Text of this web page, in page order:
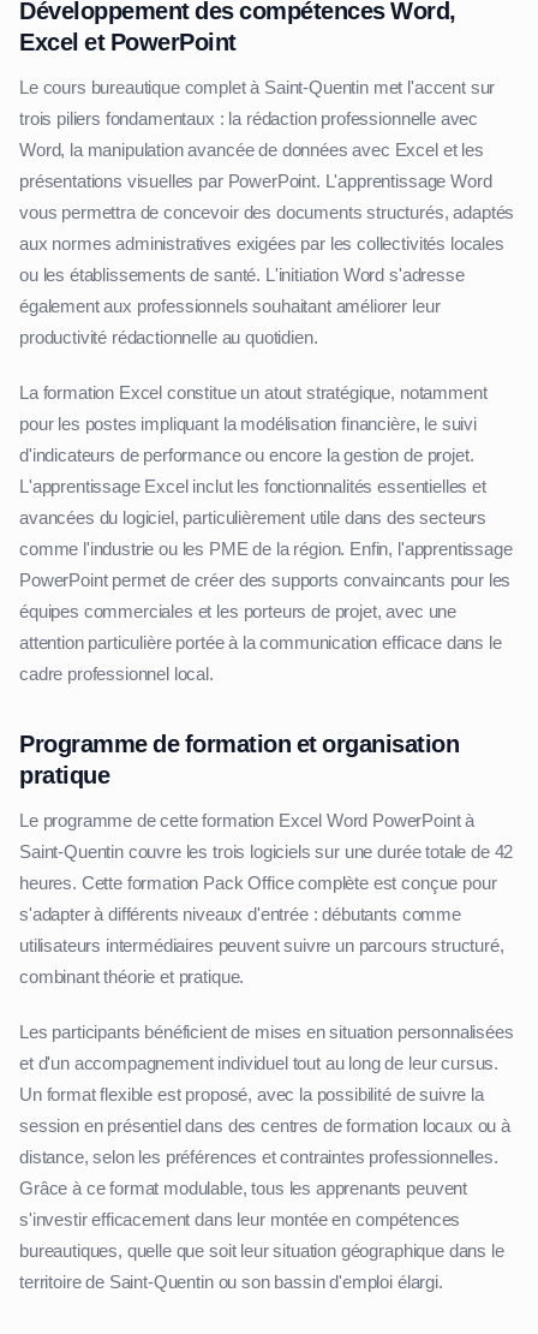
Développement des compétences Word,
Excel et PowerPoint
Le cours bureautique complet à Saint-Quentin met l'accent sur
trois piliers fondamentaux : la rédaction professionnelle avec
Word, la manipulation avancée de données avec Excel et les
présentations visuelles par PowerPoint. L'apprentissage Word
vous permettra de concevoir des documents structurés, adaptés
aux normes administratives exigées par les collectivités locales
ou les établissements de santé. L'initiation Word s'adresse
également aux professionnels souhaitant améliorer leur
productivité rédactionnelle au quotidien.
La formation Excel constitue un atout stratégique, notamment
pour les postes impliquant la modélisation financière, le suivi
d'indicateurs de performance ou encore la gestion de projet.
L'apprentissage Excel inclut les fonctionnalités essentielles et
avancées du logiciel, particulièrement utile dans des secteurs
comme l'industrie ou les PME de la région. Enfin, l'apprentissage
PowerPoint permet de créer des supports convaincants pour les
équipes commerciales et les porteurs de projet, avec une
attention particulière portée à la communication efficace dans le
cadre professionnel local.
Programme de formation et organisation
pratique
Le programme de cette formation Excel Word PowerPoint à
Saint-Quentin couvre les trois logiciels sur une durée totale de 42
heures. Cette formation Pack Office complète est conçue pour
s'adapter à différents niveaux d'entrée : débutants comme
utilisateurs intermédiaires peuvent suivre un parcours structuré,
combinant théorie et pratique.
Les participants bénéficient de mises en situation personnalisées
et d'un accompagnement individuel tout au long de leur cursus.
Un format flexible est proposé, avec la possibilité de suivre la
session en présentiel dans des centres de formation locaux ou à
distance, selon les préférences et contraintes professionnelles.
Grâce à ce format modulable, tous les apprenants peuvent
s'investir efficacement dans leur montée en compétences
bureautiques, quelle que soit leur situation géographique dans le
territoire de Saint-Quentin ou son bassin d'emploi élargi.